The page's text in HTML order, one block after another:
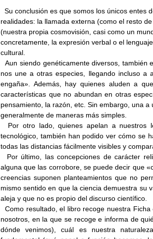
realidades: la llamada externa (como el resto
(nuestra propia cosmovisión, casi como un
concretamente, la expresión verbal o el
cultural.
  Aun siendo genéticamente diversos, también es cierto que, desde el punto de vista orgánico, es más lo que
nos une a otras especies, llegando incluso a
engaña». Además, hay quienes aluden a
características que no abundan en otras
pensamiento, la razón, etc. Sin embargo, una
generalmente de maneras más simples.
tecnológico, también han podido ver cómo se
todas las distancias fácilmente visibles y
alguna que las corrobore, se puede decir que
creencias suponen planteamientos que no
mismo sentido en que la ciencia demuestra su
aleja y que no es propio del discurso científico.
  Como resultado, el libro recoge nuestra Ficha o Carnet de Identidad como especie, aplicable a cada uno de
nosotros, en la que se recoge e informa de
dónde venimos), cuál es nuestra